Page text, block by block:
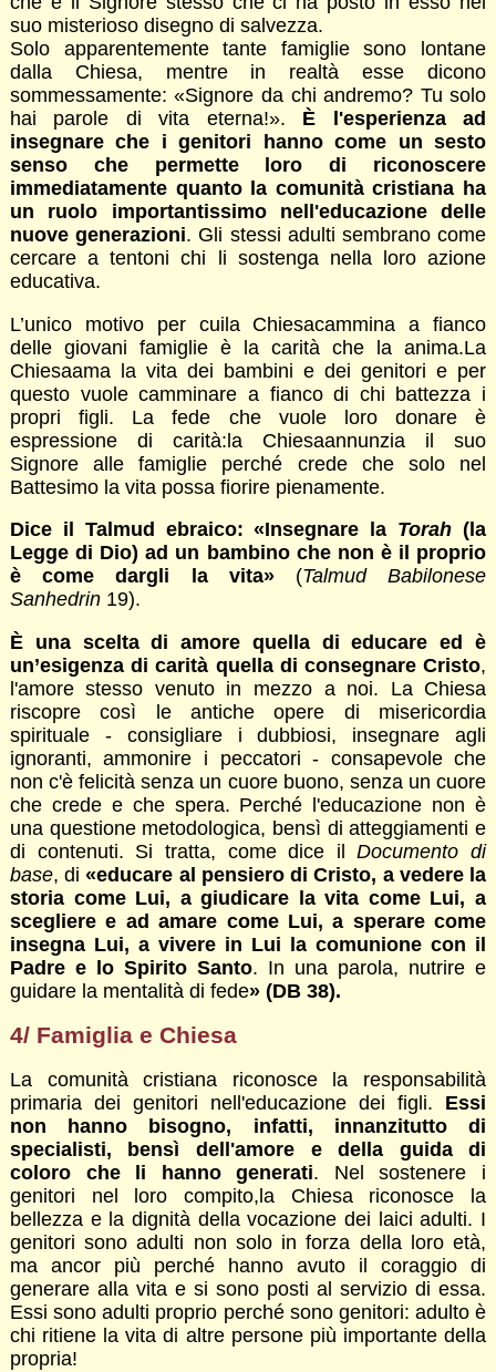
suo misterioso disegno di salvezza.
Solo apparentemente tante famiglie sono lontane
dalla Chiesa, mentre in realtà esse dicono
sommessamente: «Signore da chi andremo? Tu solo
hai parole di vita eterna!». È l'esperienza ad
insegnare che i genitori hanno come un sesto
senso che permette loro di riconoscere
immediatamente quanto la comunità cristiana ha
un ruolo importantissimo nell'educazione delle
nuove generazioni. Gli stessi adulti sembrano come
cercare a tentoni chi li sostenga nella loro azione
educativa.
L’unico motivo per cuila Chiesacammina a fianco
delle giovani famiglie è la carità che la anima.La
Chiesaama la vita dei bambini e dei genitori e per
questo vuole camminare a fianco di chi battezza i
propri figli. La fede che vuole loro donare è
espressione di carità:la Chiesaannunzia il suo
Signore alle famiglie perché crede che solo nel
Battesimo la vita possa fiorire pienamente.
Dice il Talmud ebraico: «Insegnare la Torah (la
Legge di Dio) ad un bambino che non è il proprio
è come dargli la vita»(Talmud Babilonese
Sanhedrin19).
È una scelta di amore quella di educare ed è
un’esigenza di carità quella di consegnare Cristo,
l'amore stesso venuto in mezzo a noi. La Chiesa
riscopre così le antiche opere di misericordia
spirituale - consigliare i dubbiosi, insegnare agli
ignoranti, ammonire i peccatori - consapevole che
non c'è felicità senza un cuore buono, senza un cuore
che crede e che spera. Perché l'educazione non è
una questione metodologica, bensì di atteggiamenti e
di contenuti. Si tratta, come dice ilDocumento di
base, di«educare al pensiero di Cristo, a vedere la
storia come Lui, a giudicare la vita come Lui, a
scegliere e ad amare come Lui, a sperare come
insegna Lui, a vivere in Lui la comunione con il
Padre e lo Spirito Santo. In una parola, nutrire e
guidare la mentalità di fede» (DB 38).
4/ Famiglia e Chiesa
La comunità cristiana riconosce la responsabilità
primaria dei genitori nell'educazione dei figli. Essi
non hanno bisogno, infatti, innanzitutto di
specialisti, bensì dell'amore e della guida di
coloro che li hanno generati. Nel sostenere i
genitori nel loro compito,la Chiesa riconosce la
bellezza e la dignità della vocazione dei laici adulti. I
genitori sono adulti non solo in forza della loro età,
ma ancor più perché hanno avuto il coraggio di
generare alla vita e si sono posti al servizio di essa.
Essi sono adulti proprio perché sono genitori: adulto è
chi ritiene la vita di altre persone più importante della
propria!